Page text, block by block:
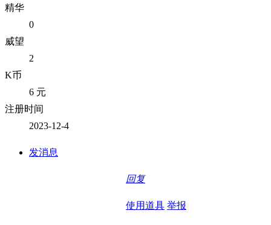
精华
0
威望
2
K币
6 元
注册时间
2023-12-4
发消息
回复
使用道具 举报